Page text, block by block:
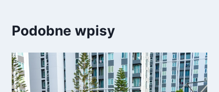
Podobne wpisy